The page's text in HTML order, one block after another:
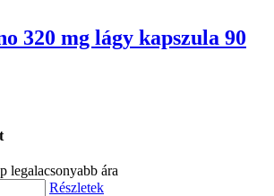
320 mg lágy kapszula 90
legalacsonyabb ára
Részletek